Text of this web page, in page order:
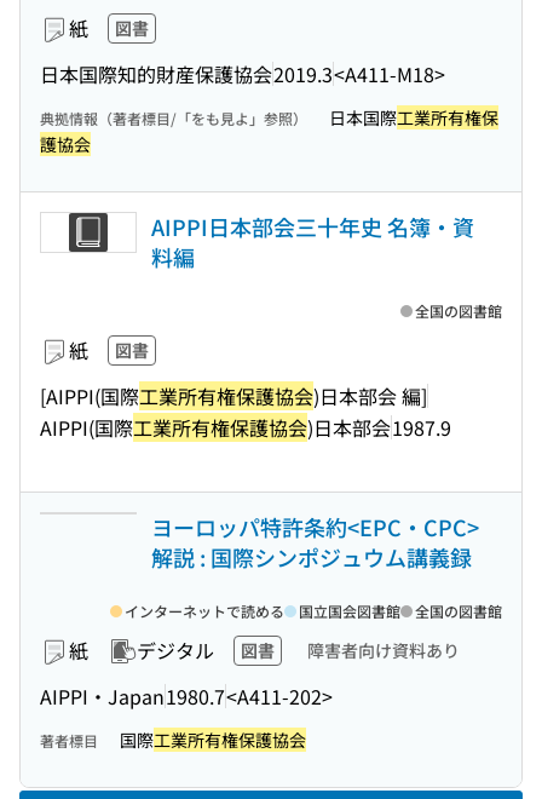
紙 図書
日本国際知的財産保護協会2019.3<A411-M18>
典拠情報（著者標目/「をも見よ」参照） 日本国際工業所有権保
護協会
AIPPI日本部会三十年史 名簿・資
料編
紙 図書
[AIPPI(国際工業所有権保護協会)日本部会 編]
AIPPI(国際工業所有権保護協会)日本部会1987.9
全国の図書館
ヨーロッパ特許条約<EPC・CPC>
解説 : 国際シンポジュウム講義録
紙 デジタル 図書 障害者向け資料あり
AIPPI・Japan1980.7<A411-202>
インターネットで読める 国立国会図書館 全国の図書館
著者標目 国際工業所有権保護協会